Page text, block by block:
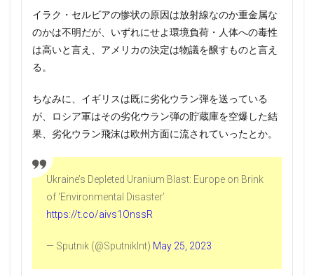
イラク・セルビアの惨状の原因は放射線なのか重金属な
のかは不明だが、いずれにせよ環境負荷・人体への毒性
は高いと言え、アメリカの決定は物議を醸すものと言え
る。
ちなみに、イギリスは既に劣化ウラン弾を送っている
が、ロシア軍はその劣化ウラン弾の貯蔵庫を空爆した結
果、劣化ウラン飛沫は欧州方面に流されていったとか。
Ukraine’s Depleted Uranium Blast: Europe on Brink
of ‘Environmental Disaster’
https://t.co/aivs1OnssR
— Sputnik (@SputnikInt) May 25, 2023